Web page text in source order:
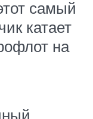
самый
катает
на